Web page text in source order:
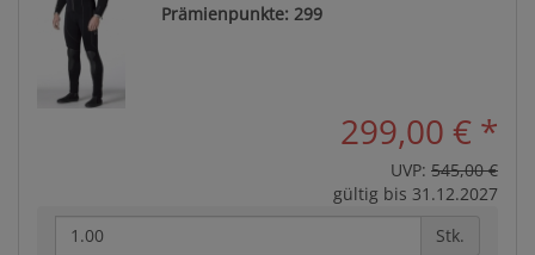
Prämienpunkte: 299
299,00 € *
UVP: 545,00 €
gültig bis 31.12.2027
Stk.